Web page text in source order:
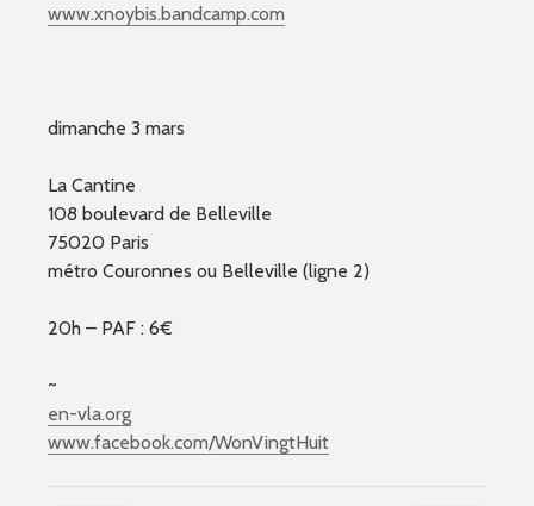
www.xnoybis.bandcamp.com
dimanche 3 mars
La Cantine
108 boulevard de Belleville
75020 Paris
métro Couronnes ou Belleville (ligne 2)
20h – PAF : 6€
~
en-vla.org
www.facebook.com/WonVingtHuit